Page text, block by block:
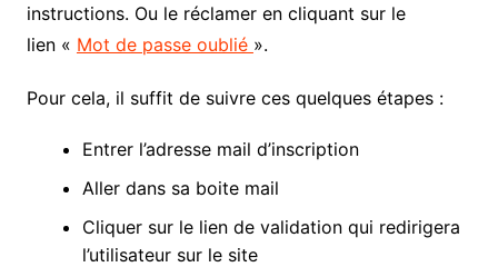
instructions. Ou le réclamer en cliquant sur le
lien « Mot de passe oublié ».
Pour cela, il suffit de suivre ces quelques étapes :
Entrer l’adresse mail d’inscription
Aller dans sa boite mail
Cliquer sur le lien de validation qui redirigera
l’utilisateur sur le site